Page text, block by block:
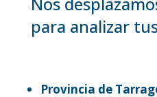
para analizar
Provincia de